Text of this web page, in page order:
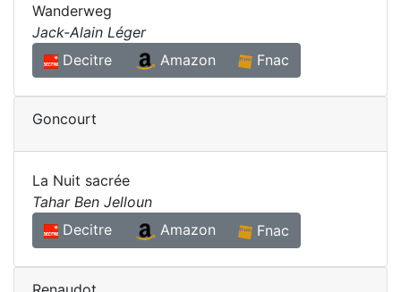
Wanderweg
Jack-Alain Léger
Decitre
Amazon Fnac
Goncourt
La Nuit sacrée
Tahar Ben Jelloun
Decitre
Amazon Fnac